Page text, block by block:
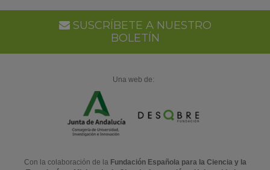
SUSCRÍBETE A NUESTRO
BOLETÍN
Una web de:
Con la colaboración de la Fundación Española para la Ciencia y la